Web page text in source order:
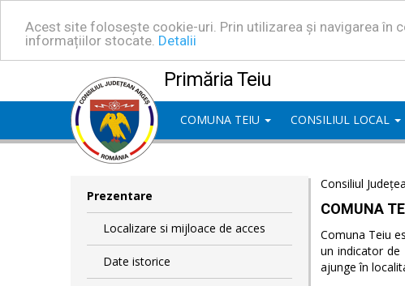
Acest site folosește cookie-uri. Prin utilizarea și navigarea în
informațiilor stocate. Detalii
Primăria Teiu
COMUNA TEIU CONSILIUL LOCAL
Prezentare
Localizare si mijloace de acces
Date istorice
Consiliul
COMUNA
Comuna Teiu
un indicator de
ajunge în